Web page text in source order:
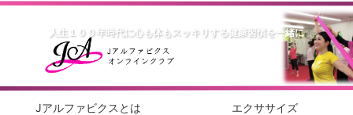
人生１００年時代に心も体もスッキリする健康習慣を一緒に
Jアルファビクスとは エクササイズ